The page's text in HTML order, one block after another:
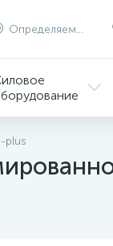
Определяем...
plus